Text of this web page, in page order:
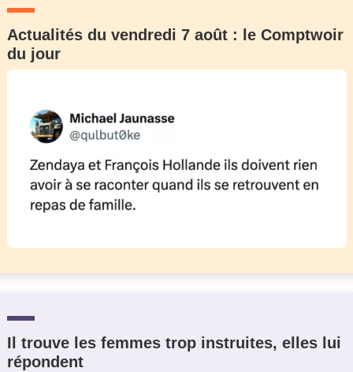
Actualités du vendredi 7 août : le Comptwoir
du jour
Il trouve les femmes trop instruites, elles lui
répondent